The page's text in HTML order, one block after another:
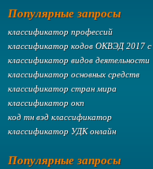
Популярные запросы
классификатор профессий
классификатор кодов ОКВЭД 2017
классификатор видов деятельности
классификатор основных средств
классификатор стран мира
классификатор окп
код тн вэд классификатор
классификатор УДК онлайн
Популярные запросы